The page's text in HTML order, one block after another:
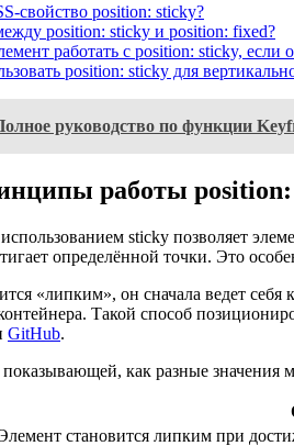
свойство position: sticky?
position: sticky и position: fixed?
работать с position: sticky, если
position: sticky для
руководство по функции
работы
sticky позволяет
определённой точки. Это
«липким», он сначала ведет
Такой способ
GitHub.
как разные значения
становится липким при